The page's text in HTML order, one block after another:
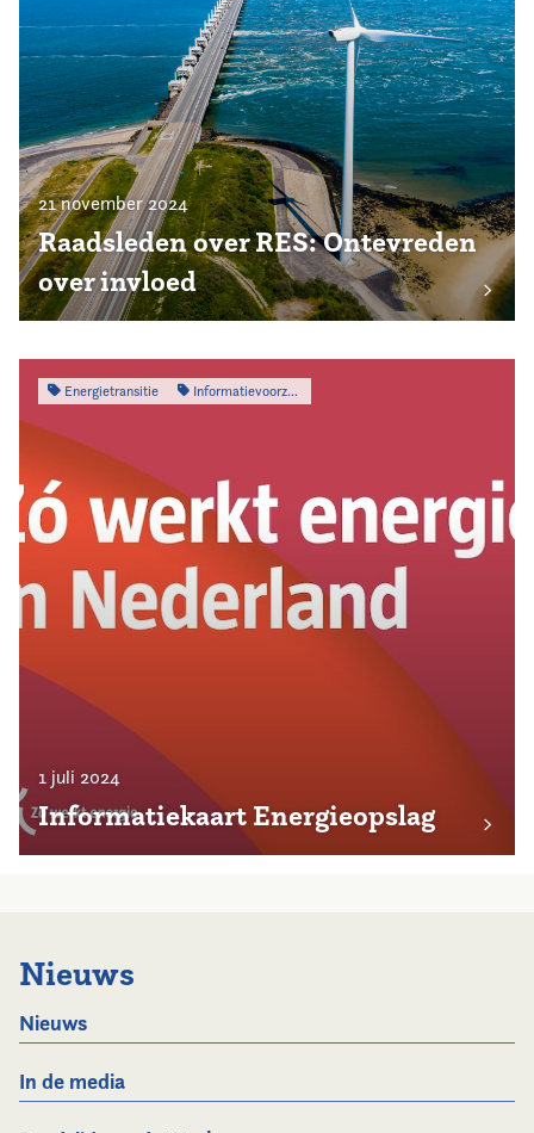
21 november 2024
Raadsleden over RES: Ontevreden
over invloed
Energietransitie Informatievoorziening
1 juli 2024
Informatiekaart Energieopslag
Nieuws
Nieuws
In de media